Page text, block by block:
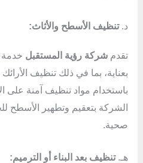
د.تنظيف الأسطح والأثاث:
تقدم شركة رؤية المستقبل خدمة
بعناية، بما في ذلك تنظيف
باستخدام مواد تنظيف آمنة على
الشركة بتعقيم وتطهير الأسطح
صحية.
هـ.تنظيف بعد البناء أو الترميم: